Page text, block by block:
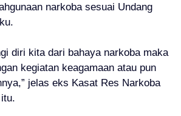
narkoba sesuai Undang
diri kita dari bahaya narkoba maka
kegiatan keagamaan atau pun
jelas eks Kasat Res Narkoba